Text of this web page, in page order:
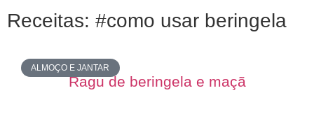
Receitas: #como usar beringela
ALMOÇO E JANTAR
Ragu de beringela e maçã